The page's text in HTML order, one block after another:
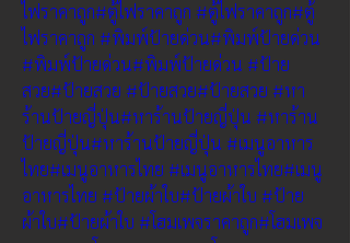
ไฟราคาถูก#ตู้ไฟราคาถูก #ตู้ไฟราคาถูก#ตู้
ไฟราคาถูก #พิมพ์ป้ายด่วน#พิมพ์ป้ายด่วน
#พิมพ์ป้ายด่วน#พิมพ์ป้ายด่วน #ป้าย
สวย#ป้ายสวย #ป้ายสวย#ป้ายสวย #หา
ร้านป้ายญี่ปุ่น#หาร้านป้ายญี่ปุ่น #หาร้าน
ป้ายญี่ปุ่น#หาร้านป้ายญี่ปุ่น #เมนูอาหาร
ไทย#เมนูอาหารไทย #เมนูอาหารไทย#เมนู
อาหารไทย #ป้ายผ้าใบ#ป้ายผ้าใบ #ป้าย
ผ้าใบ#ป้ายผ้าใบ #โฮมเพจราคาถูก#โฮมเพจ